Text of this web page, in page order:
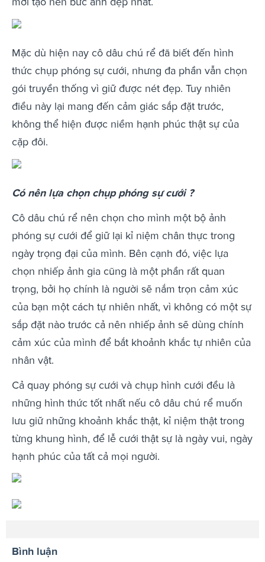
Mặc dù hiện nay cô dâu chú rể đã biết đến hình
thức chụp phóng sự cưới, nhưng đa phần vẫn chọn
gói truyền thống vì giữ được nét đẹp. Tuy nhiên
điều này lại mang đến cảm giác sắp đặt trước,
không thể hiện được niềm hạnh phúc thật sự của
cặp đôi.
Có nên lựa chọn chụp phóng sự cưới ?
Cô dâu chú rể nên chọn cho mình một bộ ảnh
phóng sự cưới để giữ lại kỉ niệm chân thực trong
ngày trọng đại của mình. Bên cạnh đó, việc lựa
chọn nhiếp ảnh gia cũng là một phần rất quan
trọng, bởi họ chính là người sẽ nắm trọn cảm xúc
của bạn một cách tự nhiên nhất, vì không có một sự
sắp đặt nào trước cả nên nhiếp ảnh sẽ dùng chính
cảm xúc của mình để bắt khoảnh khắc tự nhiên của
nhân vật.
Cả quay phóng sự cưới và chụp hình cưới đều là
những hình thức tốt nhất nếu cô dâu chú rể muốn
lưu giữ những khoảnh khắc thật, kỉ niệm thật trong
từng khung hình, để lễ cưới thật sự là ngày vui, ngày
hạnh phúc của tất cả mọi người.
Bình luận